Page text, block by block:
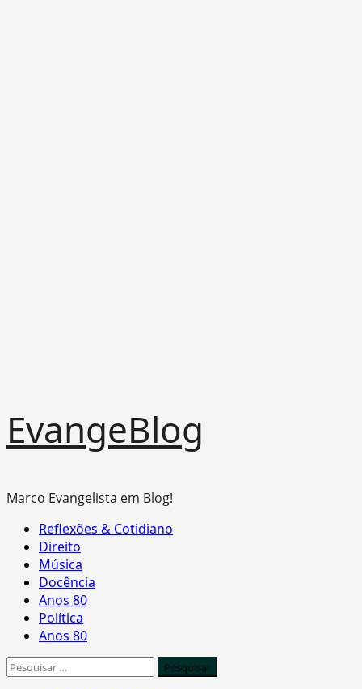
to
content
EvangeBlog
Marco Evangelista em Blog!
Primary
Menu
Reflexões & Cotidiano
Direito
Música
Docência
Anos 80
Política
Anos 80
Pesquisar